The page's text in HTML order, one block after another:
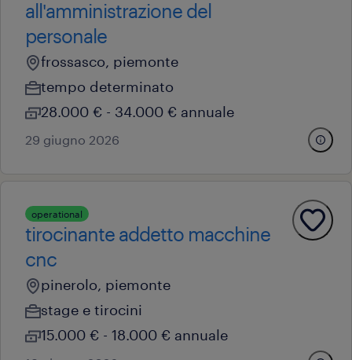
all'amministrazione del
personale
frossasco, piemonte
tempo determinato
28.000 € - 34.000 € annuale
29 giugno 2026
operational
tirocinante addetto macchine
cnc
pinerolo, piemonte
stage e tirocini
15.000 € - 18.000 € annuale